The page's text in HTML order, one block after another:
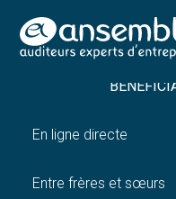
Aller
au
revenant à chaque
varie en fonction du
En ligne directe
Entre frères et sœurs